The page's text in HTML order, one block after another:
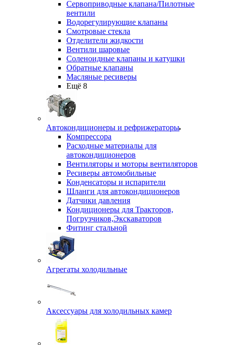
Сервоприводные клапана/Пилотные
вентили
Водорегулирующие клапаны
Смотровые стекла
Отделители жидкости
Вентили шаровые
Соленоидные клапаны и катушки
Обратные клапаны
Масляные ресиверы
Ещё 8
Автокондиционеры и рефрижераторы
Компрессора
Расходные материалы для
автокондиционеров
Вентиляторы и моторы вентиляторов
Ресиверы автомобильные
Конденсаторы и испарители
Шланги для автокондиционеров
Датчики давления
Кондиционеры для Тракторов,
Погрузчиков,Экскаваторов
Фитинг стальной
Агрегаты холодильные
Аксессуары для холодильных камер